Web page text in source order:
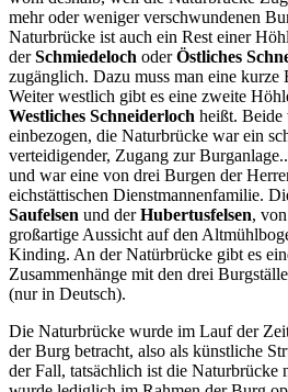
mehr oder weniger verschwundenen
Naturbrücke ist auch ein Rest einer
derSchmiedeloch oderÖstliches
zugänglich. Dazu muss man eine kurze
Weiter westlich gibt es eine zweite
Westliches Schneiderloch heißt. Beide
einbezogen, die Naturbrücke war ein
verteidigender, Zugang zur
und war eine von drei Burgen der
eichstättischen Dienstmannenfamilie.
Saufelsen und derHubertusfelsen,
großartige Aussicht auf den
Kinding. An der Natürbrücke gibt es
Zusammenhänge mit den drei
(nur in Deutsch).
Die Naturbrücke wurde im Lauf der
der Burg betracht, also als künstliche
der Fall, tatsächlich ist die Naturbrücke